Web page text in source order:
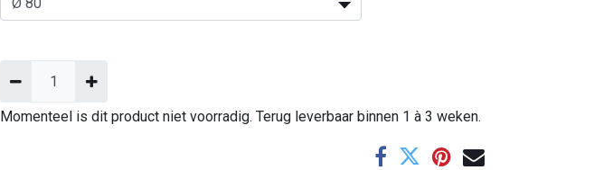
Momenteel is dit product niet voorradig. Terug leverbaar binnen 1 à 3 weken.